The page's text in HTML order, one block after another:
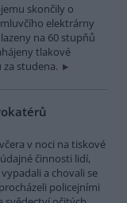
skončily o
elektrárny
na 60 stupňů
tlakové
studena.
včera v noci na tiskové
činnosti lidí,
a chovali se
policejními